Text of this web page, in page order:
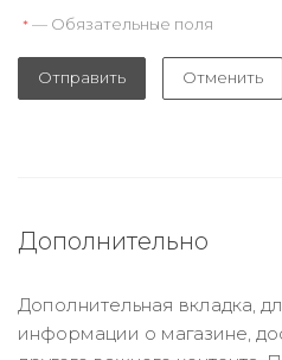
* — Обязательные поля
Отправить Отменить
Дополнительно
Дополнительная вкладка,
информации о магазине,